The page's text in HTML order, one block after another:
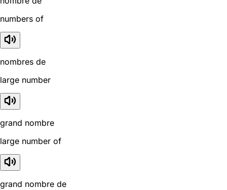
numbers of
nombres de
large number
grand nombre
large number of
grand nombre de